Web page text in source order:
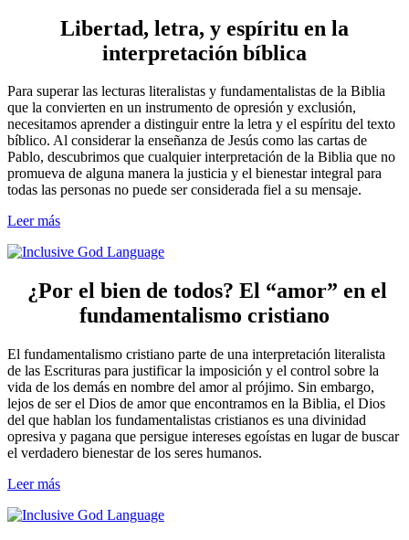
Libertad, letra, y espíritu en la
interpretación bíblica
Para superar las lecturas literalistas y fundamentalistas de la Biblia
que la convierten en un instrumento de opresión y exclusión,
necesitamos aprender a distinguir entre la letra y el espíritu del texto
bíblico. Al considerar la enseñanza de Jesús como las cartas de
Pablo, descubrimos que cualquier interpretación de la Biblia que no
promueva de alguna manera la justicia y el bienestar integral para
todas las personas no puede ser considerada fiel a su mensaje.
Leer más
¿Por el bien de todos? El “amor” en el
fundamentalismo cristiano
El fundamentalismo cristiano parte de una interpretación literalista
de las Escrituras para justificar la imposición y el control sobre la
vida de los demás en nombre del amor al prójimo. Sin embargo,
lejos de ser el Dios de amor que encontramos en la Biblia, el Dios
del que hablan los fundamentalistas cristianos es una divinidad
opresiva y pagana que persigue intereses egoístas en lugar de buscar
el verdadero bienestar de los seres humanos.
Leer más